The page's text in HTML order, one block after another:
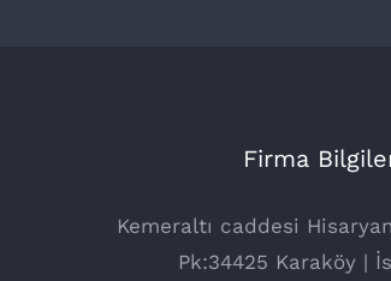
Firma
Kemeraltı caddesi
Pk:34425 Karaköy |